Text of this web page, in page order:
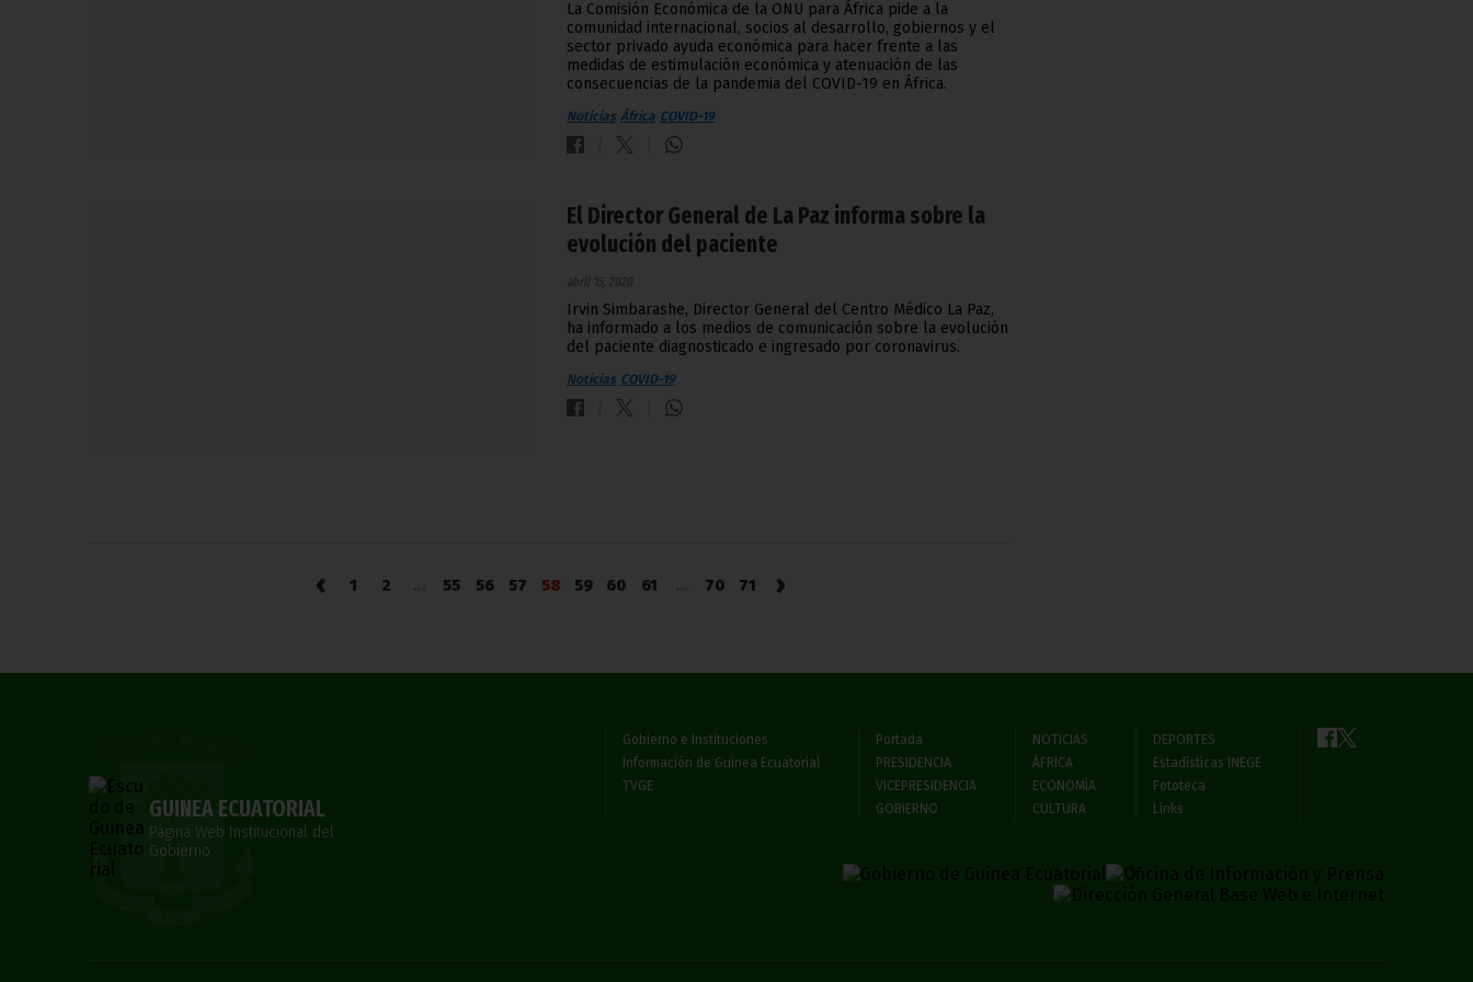
La Comisión Económica de la ONU para África pide a la
comunidad internacional, socios al desarrollo, gobiernos y el
sector privado ayuda económica para hacer frente a las
medidas de estimulación económica y atenuación de las
consecuencias de la pandemia del COVID-19 en África.
Noticias África COVID-19
El Director General de La Paz informa sobre la
evolución del paciente
abril 15, 2020
Irvin Simbarashe, Director General del Centro Médico La Paz,
ha informado a los medios de comunicación sobre la evolución
del paciente diagnosticado e ingresado por coronavirus.
Noticias COVID-19
‹ 1 2 55 56 57 58 59 60 61 70 71 ›
GUINEA ECUATORIAL
Página Web Institucional del
Gobierno
Gobierno e Instituciones
Información de Guinea Ecuatorial
TVGE
Portada
PRESIDENCIA
VICEPRESIDENCIA
GOBIERNO
NOTICIAS
ÁFRICA
ECONOMÍA
CULTURA
DEPORTES
Estadísticas INEGE
Fototeca
Links